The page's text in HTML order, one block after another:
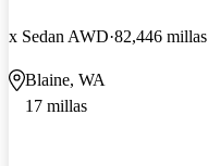
x Sedan AWD 82,446 millas
Blaine, WA
17 millas